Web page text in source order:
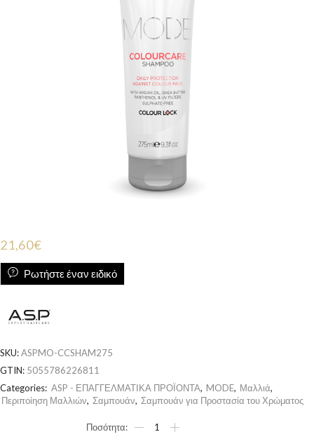
21,60€
Ρωτήστε έναν ειδικό
SKU:ASPMO-CCSHAM275
GTIN: 5055786226811
Categories: ASP - ΕΠΑΓΓΕΛΜΑΤΙΚΑ ΠΡΟΪΟΝΤΑ, MODE, Μαλλιά,
Περιποίηση Μαλλιών, Σαμπουάν, Σαμπουάν για Προστασία του Χρώματος